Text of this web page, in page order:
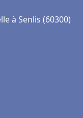
à Senlis (60300)